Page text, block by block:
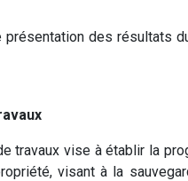
des résultats
travaux vise à établir la
visant à la